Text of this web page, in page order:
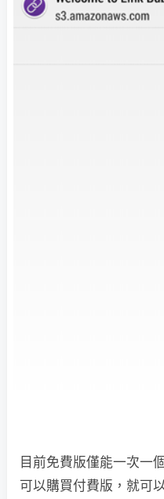
目前免費版僅能一次一
可以購買付費版，就可